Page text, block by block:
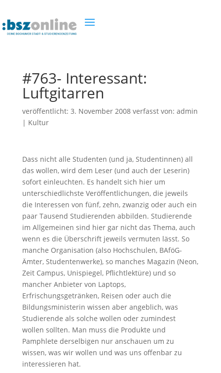
#763- Interessant:
Luftgitarren
veröffentlicht: 3. November 2008verfasst von: admin
| Kultur
Dass nicht alle Studenten (und ja, Studentinnen) all
das wollen, wird dem Leser (und auch der Leserin)
sofort einleuchten. Es handelt sich hier um
unterschiedlichste Veröffentlichungen, die jeweils
die Interessen von fünf, zehn, zwanzig oder auch ein
paar Tausend Studierenden abbilden. Studierende
im Allgemeinen sind hier gar nicht das Thema, auch
wenn es die Überschrift jeweils vermuten lässt. So
manche Organisation (also Hochschulen, BAföG-
Ämter, Studentenwerke), so manches Magazin (Neon,
Zeit Campus, Unispiegel, Pflichtlektüre) und so
mancher Anbieter von Laptops,
Erfrischungsgetränken, Reisen oder auch die
Bildungsministerin wissen aber angeblich, was
Studierende als solche wollen oder zumindest
wollen sollten. Man muss die Produkte und
Pamphlete derselbigen nur anschauen um zu
wissen, was wir wollen und was uns offenbar zu
interessieren hat.